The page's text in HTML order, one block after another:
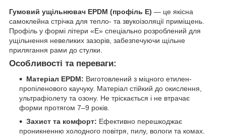
Гумовий ущільнювач EPDM (профіль E) — це якісна
самоклейна стрічка для тепло- та звукоізоляції приміщень.
Профіль у формі літери «Е» спеціально розроблений для
ущільнення невеликих зазорів, забезпечуючи щільне
прилягання рами до стулки.
Особливості та переваги:
Матеріал EPDM: Виготовлений з міцного етилен-
пропіленового каучуку. Матеріал стійкий до окислення,
ультрафіолету та озону. Не тріскається і не втрачає
форми протягом 7–9 років.
Захист та комфорт: Ефективно перешкоджає
проникненню холодного повітря, пилу, вологи та комах.